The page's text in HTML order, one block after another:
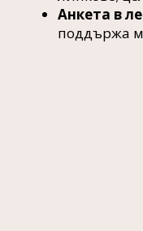
Анкета в
поддържа